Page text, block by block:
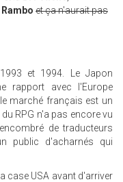
Rambo et ça n'aurait pas
et 1994. Le Japon
rapport avec l'Europe
marché français est un
RPG n'a pas encore vu
de traducteurs
public d'acharnés qui
case USA avant d'arriver